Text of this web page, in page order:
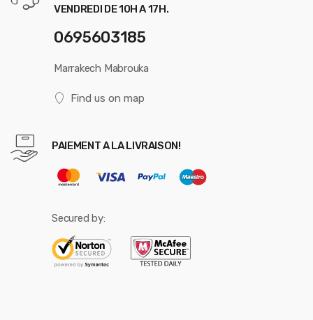
VENDREDI DE 10H A 17H.
0695603185
Marrakech Mabrouka
Find us on map
PAIEMENT A LA LIVRAISON!
Secured by: